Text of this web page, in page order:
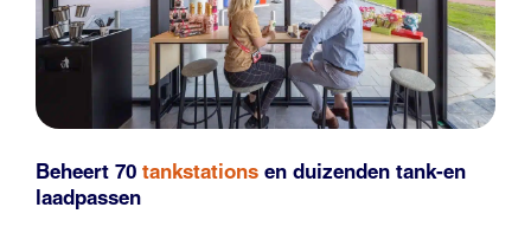
Beheert 70 tankstations en duizenden tank-en
laadpassen